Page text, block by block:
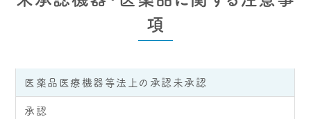
項
医薬品医療機器等法上の承認未承認
承認